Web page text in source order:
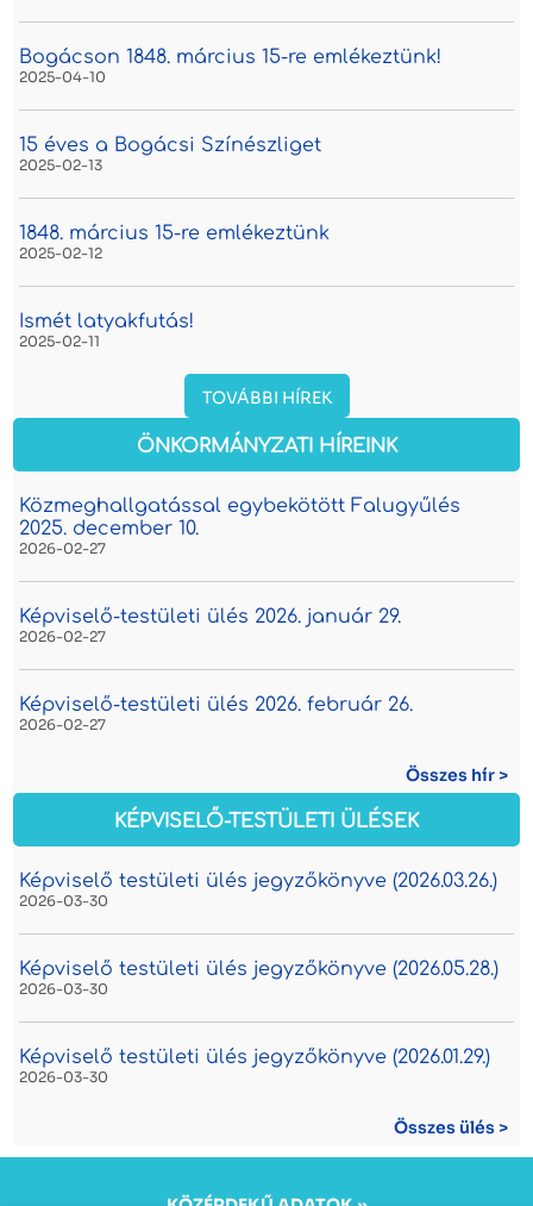
Bogácson 1848. március 15-re emlékeztünk!
2025-04-10
15 éves a Bogácsi Színészliget
2025-02-13
1848. március 15-re emlékeztünk
2025-02-12
Ismét latyakfutás!
2025-02-11
TOVÁBBI HÍREK
ÖNKORMÁNYZATI HÍREINK
Közmeghallgatással egybekötött Falugyűlés
2025. december 10.
2026-02-27
Képviselő-testületi ülés 2026. január 29.
2026-02-27
Képviselő-testületi ülés 2026. február 26.
2026-02-27
Összes hír >
KÉPVISELŐ-TESTÜLETI ÜLÉSEK
Képviselő testületi ülés jegyzőkönyve (2026.03.26.)
2026-03-30
Képviselő testületi ülés jegyzőkönyve (2026.05.28.)
2026-03-30
Képviselő testületi ülés jegyzőkönyve (2026.01.29.)
2026-03-30
Összes ülés >